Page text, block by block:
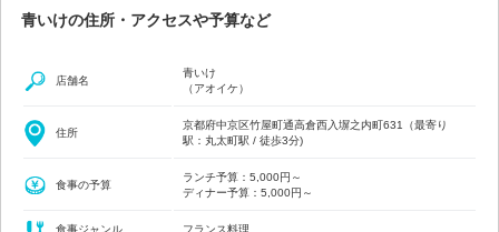
青いけの住所・アクセスや予算など
店舗名
青いけ
（アオイケ）
住所
京都府中京区竹屋町通高倉西入塀之内町631（最寄り
駅：丸太町駅 / 徒歩3分)
食事の予算
ランチ予算：5,000円～
ディナー予算：5,000円～